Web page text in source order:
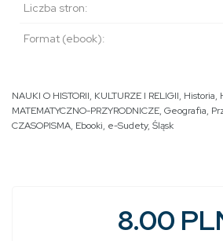
Liczba stron:
Format (ebook):
NAUKI O HISTORII, KULTURZE I RELIGII, Historia,
MATEMATYCZNO-PRZYRODNICZE, Geografia,
CZASOPISMA, Ebooki, e-Sudety, Śląsk
8.00